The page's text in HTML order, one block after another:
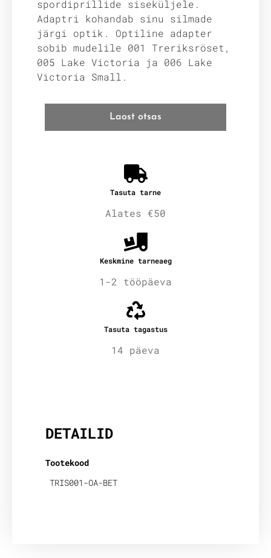
spordiprillide siseküljele.
Adaptri kohandab sinu silmade
järgi optik. Optiline adapter
sobib mudelile 001 Treriksröset,
005 Lake Victoria ja 006 Lake
Victoria Small.
Laost otsas
Tasuta tarne
Alates €50
Keskmine tarneaeg
1-2 tööpäeva
Tasuta tagastus
14 päeva
DETAILID
Tootekood
TRIS001-OA-BET